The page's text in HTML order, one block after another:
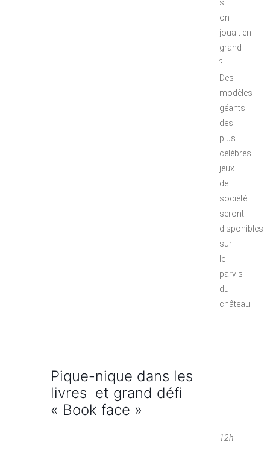
si
on
jouait en
grand
?
Des
modèles
géants
des
plus
célèbres
jeux
de
société
seront
disponibles
sur
le
parvis
du
château.
Pique-nique dans les
livres et grand défi
« Book face »
12h